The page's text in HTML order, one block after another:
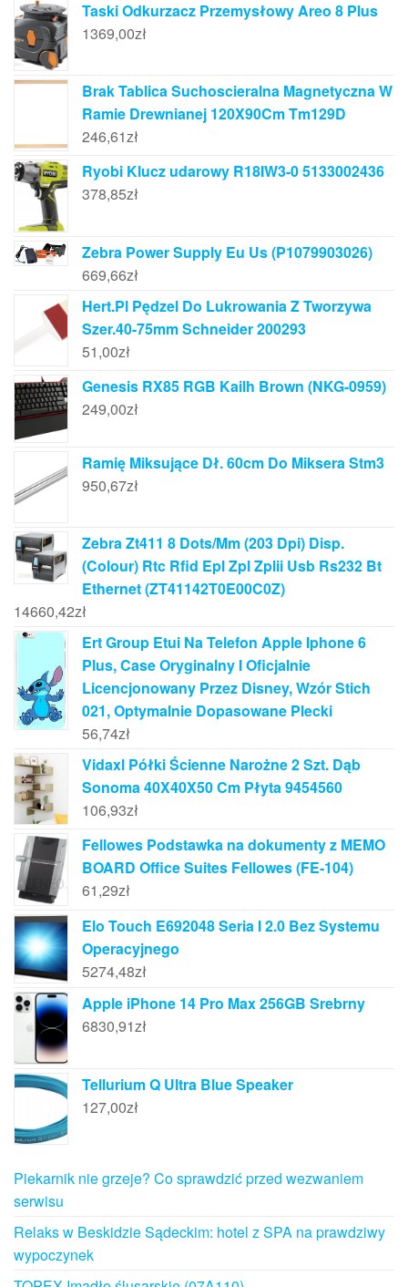
Taski Odkurzacz Przemysłowy Areo 8 Plus
1369,00zł
Brak Tablica Suchoscieralna Magnetyczna W
Ramie Drewnianej 120X90Cm Tm129D
246,61zł
Ryobi Klucz udarowy R18IW3-0 5133002436
378,85zł
Zebra Power Supply Eu Us (P1079903026)
669,66zł
Hert.Pl Pędzel Do Lukrowania Z Tworzywa
Szer.40-75mm Schneider 200293
51,00zł
Genesis RX85 RGB Kailh Brown (NKG-0959)
249,00zł
Ramię Miksujące Dł. 60cm Do Miksera Stm3
950,67zł
Zebra Zt411 8 Dots/Mm (203 Dpi) Disp.
(Colour) Rtc Rfid Epl Zpl Zplii Usb Rs232 Bt
Ethernet (ZT41142T0E00C0Z)
14660,42zł
Ert Group Etui Na Telefon Apple Iphone 6
Plus, Case Oryginalny I Oficjalnie
Licencjonowany Przez Disney, Wzór Stich
021, Optymalnie Dopasowane Plecki
56,74zł
Vidaxl Półki Ścienne Narożne 2 Szt. Dąb
Sonoma 40X40X50 Cm Płyta 9454560
106,93zł
Fellowes Podstawka na dokumenty z MEMO
BOARD Office Suites Fellowes (FE-104)
61,29zł
Elo Touch E692048 Seria I 2.0 Bez Systemu
Operacyjnego
5274,48zł
Apple iPhone 14 Pro Max 256GB Srebrny
6830,91zł
Tellurium Q Ultra Blue Speaker
127,00zł
Piekarnik nie grzeje? Co sprawdzić przed wezwaniem
serwisu
Relaks w Beskidzie Sądeckim: hotel z SPA na prawdziwy
wypoczynek